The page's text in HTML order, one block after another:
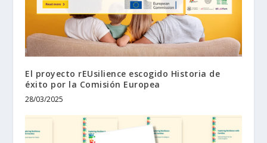
El proyecto rEUsilience escogido Historia de
éxito por la Comisión Europea
28/03/2025